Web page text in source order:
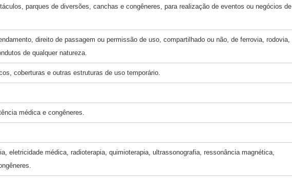
parques de diversões, canchas e congêneres, para realização de eventos ou negócios de
direito de passagem ou permissão de uso, compartilhado ou não, de ferrovia, rodovia,
de qualquer natureza.
coberturas e outras estruturas de uso temporário.
médica e congêneres.
eletricidade médica, radioterapia, quimioterapia, ultrassonografia, ressonância magnética,